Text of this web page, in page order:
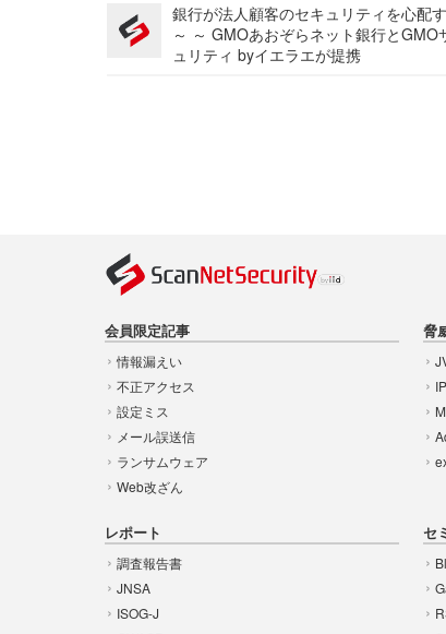
銀行が法人顧客のセキュリティを心配
～ ～ GMOあおぞらネット銀行とGMO
ュリティ byイエラエが提携
会員限定記事
情報漏えい
不正アクセス
設定ミス
メール誤送信
ランサムウェア
Web改ざん
脅
レポート
調査報告書
JNSA
ISOG-J
セ